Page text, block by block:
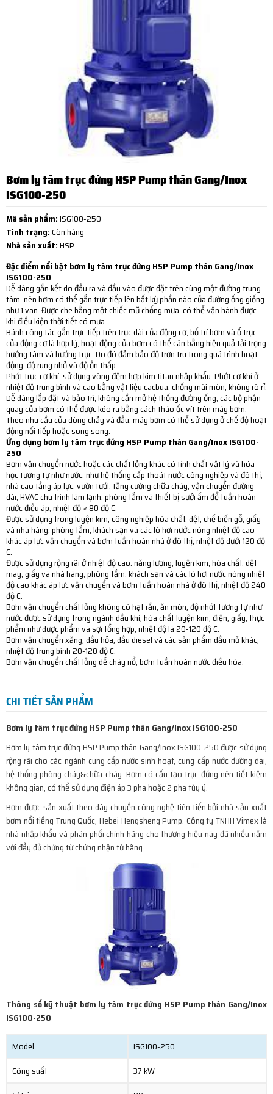
Bơm ly tâm trục đứng HSP Pump thân Gang/Inox
ISG100-250
Mã sản phẩm:ISG100-250
Tình trạng:Còn hàng
Nhà sản xuất:HSP
Đặc điểm nổi bật bơm ly tâm trục đứng HSP Pump thân Gang/Inox
ISG100-250
Dễ dàng gắn kết do đầu ra và đầu vào được đặt trên cùng một đường trung
tâm, nên bơm có thể gắn trực tiếp lên bất kỳ phần nào của đường ống giống
như 1 van. Được che bằng một chiếc mũ chống mưa, có thể vận hành được
khi điều kiện thời tiết có mưa.
Bánh công tác gắn trực tiếp trên trục dài của động cơ, bố trí bơm và ổ trục
của động cơ là hợp lý, hoạt động của bơm có thể cân bằng hiệu quả tải trọng
hướng tâm và hướng trục. Do đó đảm bảo độ trơn tru trong quá trình hoạt
động, độ rung nhỏ và độ ồn thấp.
Phớt trục cơ khí, sử dụng vòng đệm hợp kim titan nhập khẩu. Phớt cơ khí ở
nhiệt độ trung bình và cao bằng vật liệu cacbua, chống mài mòn, không rò rỉ.
Dễ dàng lắp đặt và bảo trì, không cần mở hệ thống đường ống, các bộ phận
quay của bơm có thể được kéo ra bằng cách tháo ốc vít trên máy bơm.
Theo nhu cầu của dòng chảy và đầu, máy bơm có thể sử dụng ở chế độ hoạt
động nối tiếp hoặc song song.
Ứng dụng bơm ly tâm trục đứng HSP Pump thân Gang/Inox ISG100-
250
Bơm vận chuyển nước hoặc các chất lỏng khác có tính chất vật lý và hóa
học tương tự như nước, như hệ thống cấp thoát nước công nghiệp và đô thị,
nhà cao tầng áp lực, vườn tưới, tăng cường chữa cháy, vận chuyển đường
dài, HVAC chu trình làm lạnh, phòng tắm và thiết bị sưởi ấm để tuần hoàn
nước điều áp, nhiệt độ < 80 độ C.
Được sử dụng trong luyện kim, công nghiệp hóa chất, dệt, chế biến gỗ, giấy
và nhà hàng, phòng tắm, khách sạn và các lò hơi nước nóng nhiệt độ cao
khác áp lực vận chuyển và bơm tuần hoàn nhà ở đô thị, nhiệt độ dưới 120 độ
C.
Được sử dụng rộng rãi ở nhiệt độ cao: năng lượng, luyện kim, hóa chất, dệt
may, giấy và nhà hàng, phòng tắm, khách sạn và các lò hơi nước nóng nhiệt
độ cao khác áp lực vận chuyển và bơm tuần hoàn nhà ở đô thị, nhiệt độ 240
độ C.
Bơm vận chuyển chất lỏng không có hạt rắn, ăn mòn, độ nhớt tương tự như
nước được sử dụng trong ngành dầu khí, hóa chất luyện kim, điện, giấy, thực
phẩm như dược phẩm và sợi tổng hợp, nhiệt độ là 20-120 độ C.
Bơm vận chuyển xăng, dầu hỏa, dầu diesel và các sản phẩm dầu mỏ khác,
nhiệt độ trung bình 20-120 độ C.
Bơm vận chuyển chất lỏng dễ cháy nổ, bơm tuần hoàn nước điều hòa.
CHI TIẾT SẢN PHẨM
Bơm ly tâm trục đứng HSP Pump thân Gang/Inox ISG100-250
Bơm ly tâm trục đứng HSP Pump thân Gang/Inox ISG100-250 được sử dụng
rộng rãi cho các ngành cung cấp nước sinh hoạt, cung cấp nước đường dài,
hệ thống phòng cháy&chữa cháy. Bơm có cấu tạo trục đứng nên tiết kiệm
không gian, có thể sử dụng điện áp 3 pha hoặc 2 pha tùy ý.
Bơm được sản xuất theo dây chuyền công nghệ tiên tiến bởi nhà sản xuất
bơm nổi tiếng Trung Quốc, Hebei Hengsheng Pump. Công ty TNHH Vimex là
nhà nhập khẩu và phân phối chính hãng cho thương hiệu này đã nhiều năm
với đầy đủ chứng từ chứng nhận từ hãng.
Thông số kỹ thuật bơm ly tâm trục đứng HSP Pump thân Gang/Inox
ISG100-250
Model
ISG100-250
Công suất
37 kW